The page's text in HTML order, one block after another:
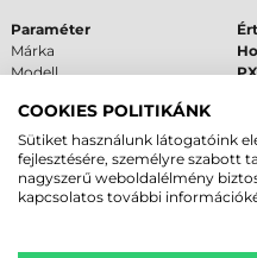
Paraméter
Márka
Modell
Felbontás
Max. nyomtatási szélesség
110
Max. tekercsátmérő
Cséveméret
Interfész
COOKIES POLITIKÁNK
Sütiket használunk látogatóink
fejlesztésére, személyre szabott
nagyszerű weboldalélmény
kapcsolatos további